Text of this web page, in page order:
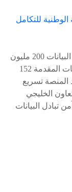
النقاط الرئيسية النقطة الوصف طلبات تبادل البيانات 200 مليون
طلب خلال النصف الأول من العام عدد الخدمات المقدمة 152
فوائد المنصة تسريع
الخليجي
تبادل البيانات